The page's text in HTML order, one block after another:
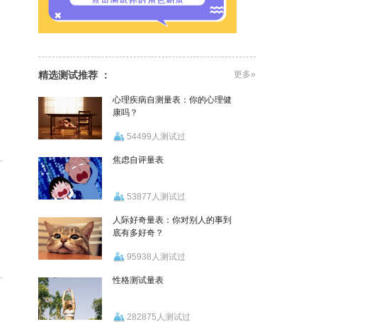
精选测试推荐 ： 更多»
心理疾病自测量表：你的心理健
康吗？
54499人测试过
焦虑自评量表
53877人测试过
人际好奇量表：你对别人的事到
底有多好奇？
95938人测试过
性格测试量表
282875人测试过